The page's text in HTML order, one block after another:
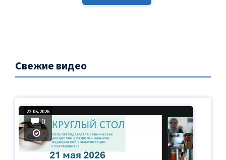
Свежие видео
22.05.2026
0